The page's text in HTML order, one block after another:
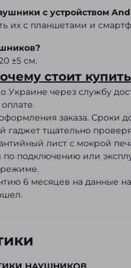
с устройством
их с планшетами и
±5 см.
стоит
Украине через службу
заказа. Сроки
гаджет тщательно
лист с мокрой
по подключению или
6 месяцев на данные